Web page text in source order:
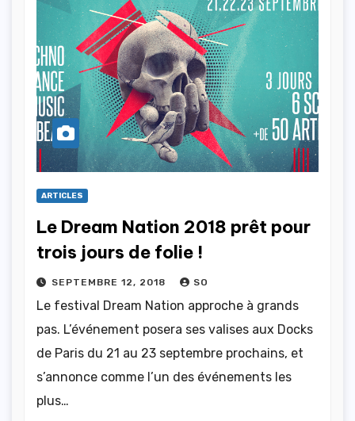
ARTICLES
Le Dream Nation 2018 prêt pour
trois jours de folie !
SEPTEMBRE 12, 2018 SO
Le festival Dream Nation approche à grands
pas. L’événement posera ses valises aux Docks
de Paris du 21 au 23 septembre prochains, et
s’annonce comme l’un des événements les
plus…